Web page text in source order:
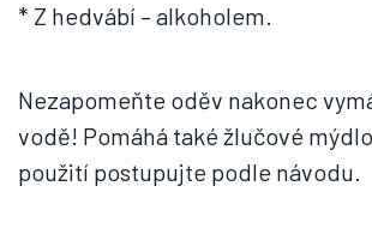
* Z hedvábí – alkoholem.
Nezapomeňte oděv nakonec
vodě! Pomáhá také žlučové
použití postupujte podle návodu.